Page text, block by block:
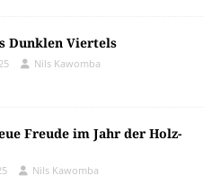
Dunklen Viertels
Nils Kawomba
Freude im Jahr der Holz-
Nils Kawomba